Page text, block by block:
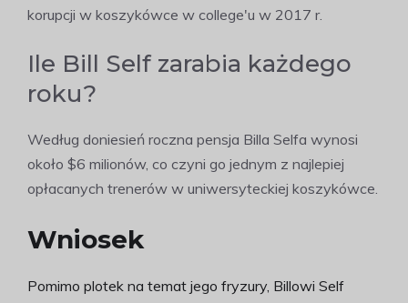
korupcji w koszykówce w college'u w 2017 r.
Ile Bill Self zarabia każdego
roku?
Według doniesień roczna pensja Billa Selfa wynosi
około $6 milionów, co czyni go jednym z najlepiej
opłacanych trenerów w uniwersyteckiej koszykówce.
Wniosek
Pomimo plotek na temat jego fryzury, Billowi Self